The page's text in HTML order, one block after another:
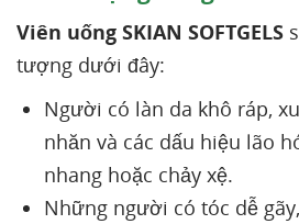
Viên uống SKIAN SOFTGELS
tượng dưới đây:
Người có làn da khô ráp,
nhăn và các dấu hiệu lão
nhang hoặc chảy xệ.
Những người có tóc dễ